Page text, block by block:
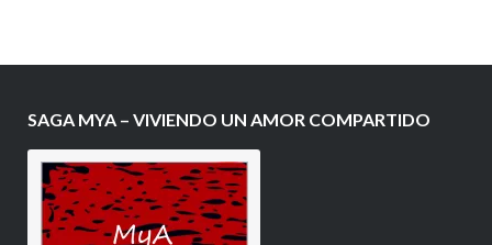
SAGA MYA – VIVIENDO UN AMOR COMPARTIDO